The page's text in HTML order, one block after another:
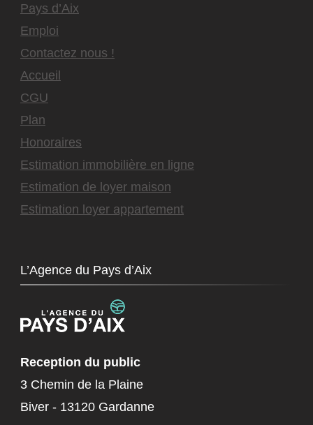
Pays d’Aix
Emploi
Contactez nous !
Accueil
CGU
Plan
Honoraires
Estimation immobilière en ligne
Estimation de loyer maison
Estimation loyer appartement
L’Agence du Pays d’Aix
Reception du public
3 Chemin de la Plaine
Biver - 13120 Gardanne